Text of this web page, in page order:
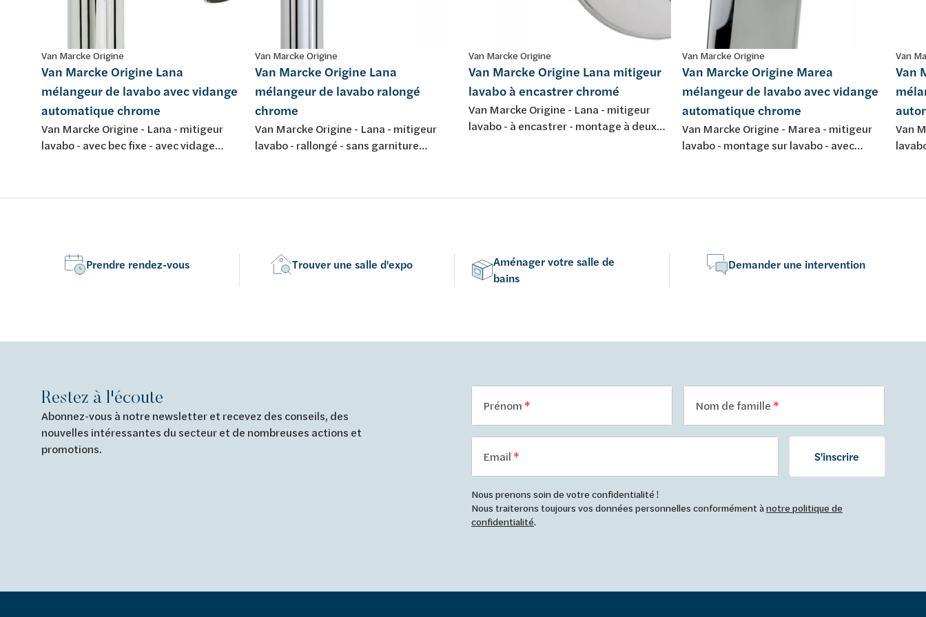
Van Marcke Origine
Van Marcke Origine Lana
mélangeur de lavabo avec vidange
automatique chrome
Van Marcke Origine - Lana - mitigeur
lavabo - avec bec fixe - avec vidage
Van Marcke Origine
Van Marcke Origine Lana
mélangeur de lavabo ralongé
chrome
Van Marcke Origine - Lana - mitigeur
lavabo - rallongé - sans garniture
Van Marcke Origine
Van Marcke Origine Lana mitigeur
lavabo à encastrer chromé
Van Marcke Origine - Lana - mitigeur
lavabo - à encastrer - montage à deux
Van Marcke Origine
Van Marcke Origine Marea
mélangeur de lavabo avec vidange
automatique chrome
Van Marcke Origine - Marea - mitigeur
lavabo - montage sur lavabo - avec
Van
Van
Van
-
Prendre rendez-vous Trouver une salle d'expo
Aménager votre salle de
bains
Demander une intervention
Restez à l'écoute
Abonnez-vous à notre newsletter et recevez des conseils, des
nouvelles intéressantes du secteur et de nombreuses actions et
promotions.
Prénom Nom de famille
Email S'inscrire
Nous prenons soin de votre confidentialité !
Nous traiterons toujours vos données personnelles conformément ànotre politique de
confidentialité.